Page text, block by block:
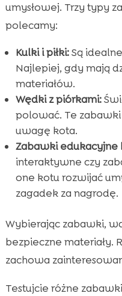
umysłowej. Trzy typy
polecamy:
Kulki i piłki:Są
Najlepiej, gdy mają
materiałów.
Wędki z piórkami:
polować. Te zabawki
uwagę kota.
Zabawki edukacyjne
interaktywne czy
one kotu rozwijać
zagadek za nagrodę.
Wybierając zabawki,
bezpieczne materiały.
zachowa
Testujcie różne